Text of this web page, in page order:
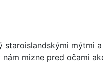
mýtmi
mizne pred očami